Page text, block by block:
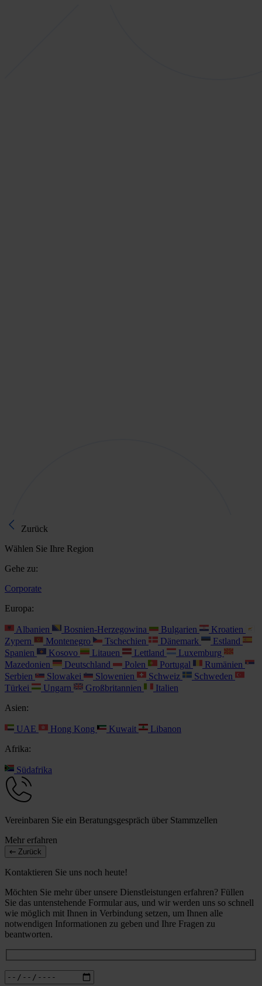
Zurück
Wählen Sie Ihre Region
Gehe zu:
Corporate
Europa:
Albanien Bosnien-Herzegowina Bulgarien
Kroatien
Zypern
Montenegro Tschechien Dänemark
Estland
Spanien
Kosovo Litauen Lettland
Luxemburg
Mazedonien
Deutschland Polen Portugal
Rumänien
Serbien
Slowakei Slowenien Schweiz
Schweden
Türkei
Ungarn Großbritannien
Italien
Asien:
UAE Hong Kong Kuwait
Libanon
Afrika:
Südafrika
Vereinbaren Sie ein Beratungsgespräch über Stammzellen
Mehr erfahren
Zurück
Kontaktieren Sie uns noch heute!
Möchten Sie mehr über unsere Dienstleistungen erfahren? Füllen
Sie das untenstehende Formular aus, und wir werden uns so schnell
wie möglich mit Ihnen in Verbindung setzen, um Ihnen alle
notwendigen Informationen zu geben und Ihre Fragen zu
beantworten.